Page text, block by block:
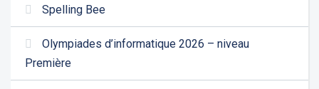
Spelling Bee
Olympiades d’informatique 2026 – niveau
Première